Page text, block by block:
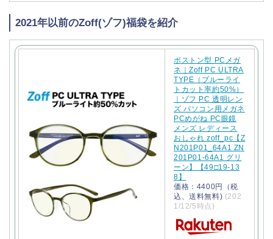
2021年以前のZoff(ゾフ)福袋を紹介
ボストン型 PCメガ
ネ｜Zoff PC ULTRA
TYPE（ブルーライ
トカット率約50%）
｜ゾフ PC 透明レン
ズ パソコン用メガネ
PCめがね PC眼鏡
メンズ レディース
おしゃれ zoff_pc【Z
N201P01_64A1 ZN
201P01-64A1 グリ
ーン】【49□19-13
8】
価格：4400円（税
込、送料無料) (202
1/12/5時点)